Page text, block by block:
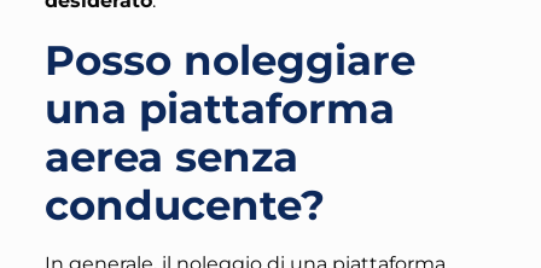
Posso noleggiare
una piattaforma
aerea senza
conducente?